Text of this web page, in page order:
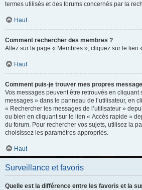
termes utilisés et des forums concernés par la
Haut
Comment rechercher des membres ?
Allez sur la page « Membres », cliquez sur le lien
Haut
Comment puis-je trouver mes propres
Vos messages peuvent être retrouvés en cliquant
messages » dans le panneau de l’utilisateur, en
« Rechercher les messages de l’utilisateur »
ou bien en cliquant sur le lien « Accès rapide »
du forum. Pour rechercher vos sujets, utilisez la
choisissez les paramètres appropriés.
Haut
Surveillance et favoris
Quelle est la différence entre les favoris et la